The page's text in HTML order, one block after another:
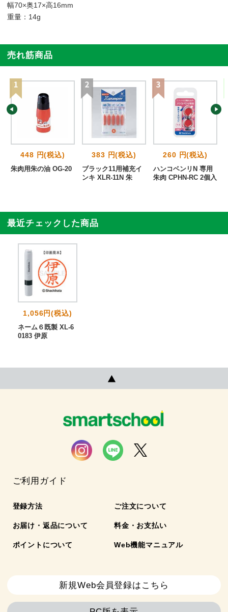
幅70×奥17×高16mm
重量：14g
売れ筋商品
448 円(税込)
朱肉用朱の油 OG-20
383 円(税込)
ブラック11用補充イ
ンキ XLR-11N 朱
260 円(税込)
ハンコベンリN 専用
朱肉 CPHN-RC 2個入
最近チェックした商品
1,056円(税込)
ネーム６既製 XL-6
0183 伊原
ご利用ガイド
登録方法 ご注文について
お届け・返品について 料金・お支払い
ポイントについて Web機能マニュアル
新規Web会員登録はこちら